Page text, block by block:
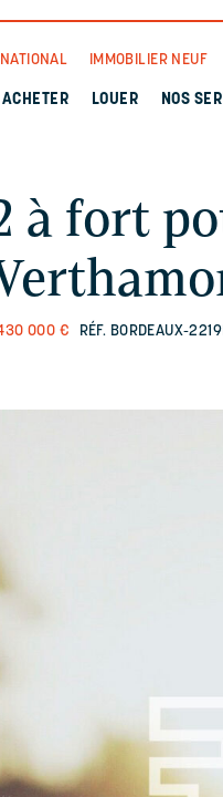
IMMOBILIER NEUF
ACHETER LOUER NOS
à fort
000 € RÉF. BORDEAUX-